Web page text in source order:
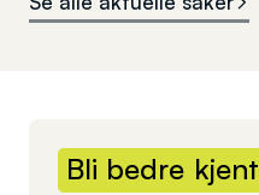
Bli bedre kjent